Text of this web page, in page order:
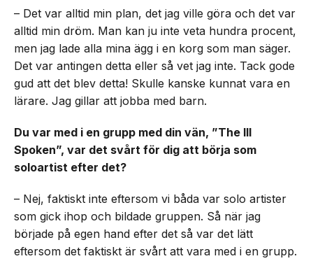
– Det var alltid min plan, det jag ville göra och det var
alltid min dröm. Man kan ju inte veta hundra procent,
men jag lade alla mina ägg i en korg som man säger.
Det var antingen detta eller så vet jag inte. Tack gode
gud att det blev detta! Skulle kanske kunnat vara en
lärare. Jag gillar att jobba med barn.
Du var med i en grupp med din vän, ”The Ill
Spoken”, var det svårt för dig att börja som
soloartist efter det?
– Nej, faktiskt inte eftersom vi båda var solo artister
som gick ihop och bildade gruppen. Så när jag
började på egen hand efter det så var det lätt
eftersom det faktiskt är svårt att vara med i en grupp.